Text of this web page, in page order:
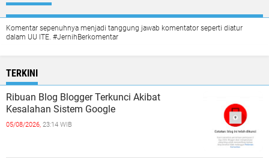
Komentar sepenuhnya menjadi tanggung jawab komentator seperti diatur
dalam UU ITE. #JernihBerkomentar
TERKINI
Ribuan Blog Blogger Terkunci Akibat
Kesalahan Sistem Google
05/08/2026, 23:14 WIB